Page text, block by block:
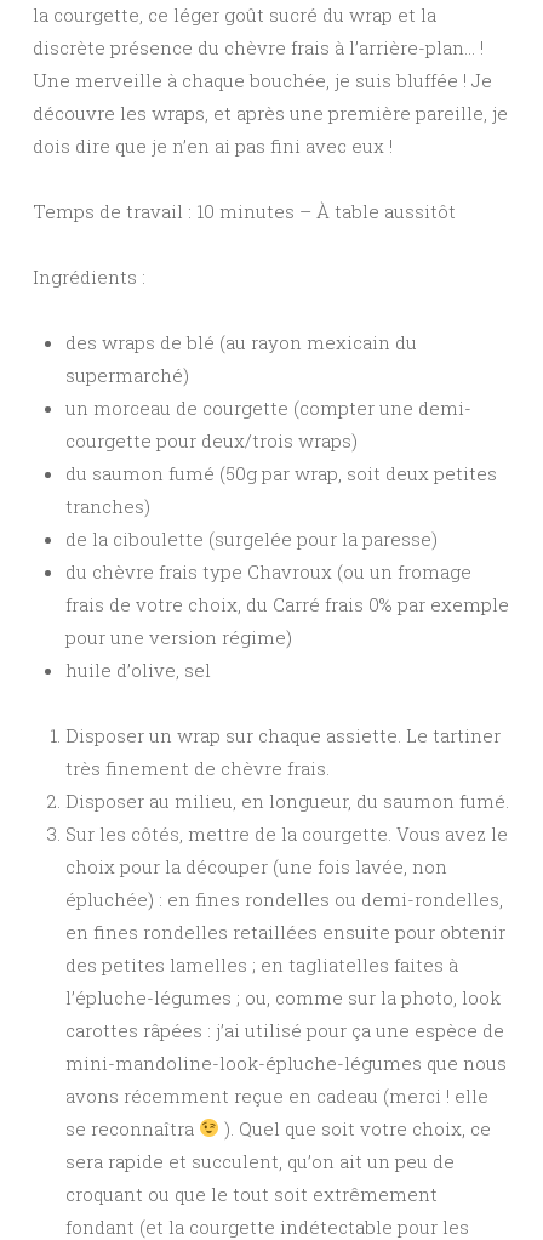
la courgette, ce léger goût sucré du wrap et la
discrète présence du chèvre frais à l’arrière-plan… !
Une merveille à chaque bouchée, je suis bluffée ! Je
découvre les wraps, et après une première pareille, je
dois dire que je n’en ai pas fini avec eux !
Temps de travail : 10 minutes – À table aussitôt
Ingrédients :
des wraps de blé (au rayon mexicain du
supermarché)
un morceau de courgette (compter une demi-
courgette pour deux/trois wraps)
du saumon fumé (50g par wrap, soit deux petites
tranches)
de la ciboulette (surgelée pour la paresse)
du chèvre frais type Chavroux (ou un fromage
frais de votre choix, du Carré frais 0% par exemple
pour une version régime)
huile d’olive, sel
Disposer un wrap sur chaque assiette. Le tartiner
très finement de chèvre frais.
Disposer au milieu, en longueur, du saumon fumé.
Sur les côtés, mettre de la courgette. Vous avez le
choix pour la découper (une fois lavée, non
épluchée) : en fines rondelles ou demi-rondelles,
en fines rondelles retaillées ensuite pour obtenir
des petites lamelles ; en tagliatelles faites à
l’épluche-légumes ; ou, comme sur la photo, look
carottes râpées : j’ai utilisé pour ça une espèce de
mini-mandoline-look-épluche-légumes que nous
avons récemment reçue en cadeau (merci ! elle
se reconnaîtra
). Quel que soit votre choix, ce
sera rapide et succulent, qu’on ait un peu de
croquant ou que le tout soit extrêmement
fondant (et la courgette indétectable pour les